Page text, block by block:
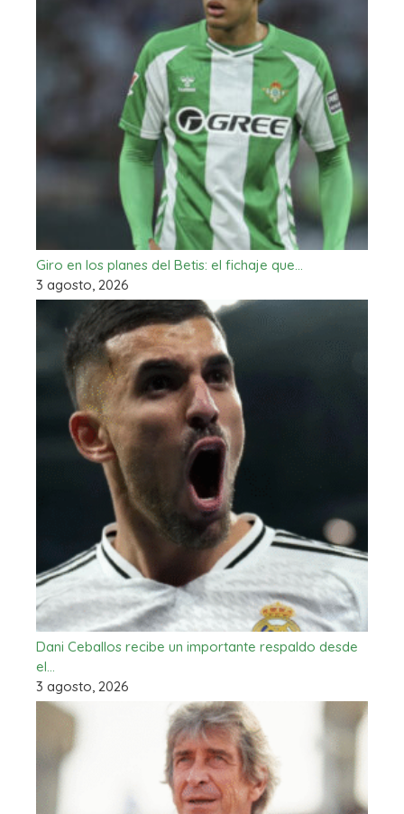
Giro en los planes del Betis: el fichaje que…
3 agosto, 2026
Dani Ceballos recibe un importante respaldo desde
el…
3 agosto, 2026